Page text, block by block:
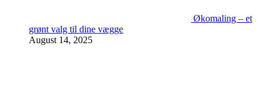
Økomaling – et
grønt valg til dine vægge
August 14, 2025